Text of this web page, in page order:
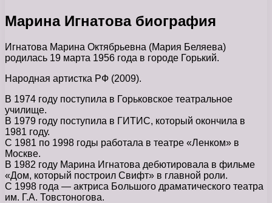
Марина Игнатова биография
Игнатова Марина Октябрьевна (Мария Беляева)
родилась 19 марта 1956 года в городе Горький.
Народная артистка РФ (2009).
В 1974 году поступила в Горьковское театральное
училище.
В 1979 году поступила в ГИТИС, который окончила в
1981 году.
С 1981 по 1998 годы работала в театре «Ленком» в
Москве.
В 1982 году Марина Игнатова дебютировала в фильме
«Дом, который построил Свифт» в главной роли.
С 1998 года — актриса Большого драматического театра
им. Г.А. Товстоногова.